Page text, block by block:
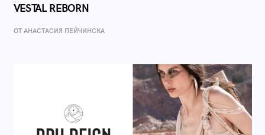
VESTAL REBORN
ОТ AНАСТАСИЯ ПЕЙЧИНСКА